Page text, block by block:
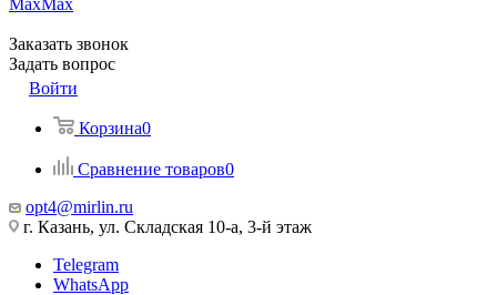
MaxMax
Заказать звонок
Задать вопрос
Войти
Корзина0
Сравнение товаров0
opt4@mirlin.ru
г. Казань, ул. Складская 10-а, 3-й этаж
Telegram
WhatsApp